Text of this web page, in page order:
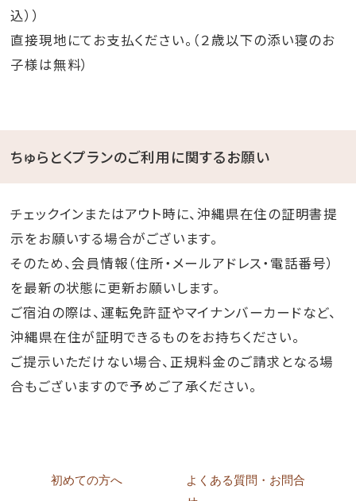
込））
直接現地にてお支払ください。（２歳以下の添い寝のお
子様は無料）
ちゅらとくプランのご利用に関するお願い
チェックインまたはアウト時に、沖縄県在住の証明書提
示をお願いする場合がございます。
そのため、会員情報（住所・メールアドレス・電話番号）
を最新の状態に更新お願いします。
ご宿泊の際は、運転免許証やマイナンバーカードなど、
沖縄県在住が証明できるものをお持ちください。
ご提示いただけない場合、正規料金のご請求となる場
合もございますので予めご了承ください。
初めての方へ
よくある質問・お問合